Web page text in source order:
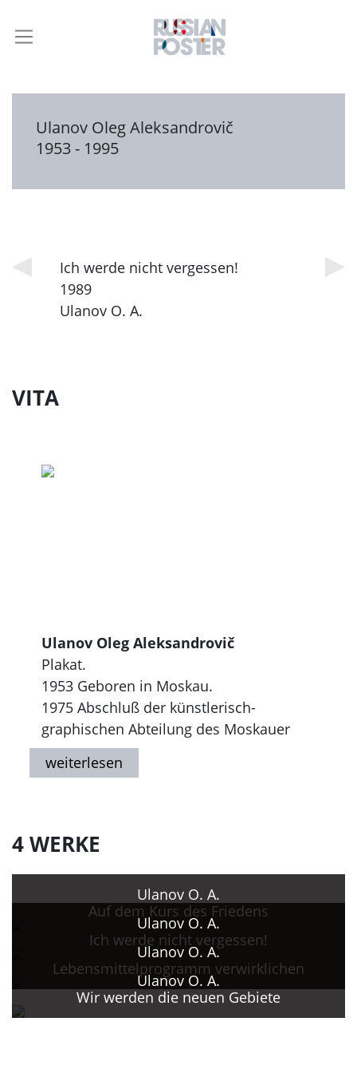
Ulanov Oleg Aleksandrovič
1953 - 1995
Ich werde nicht vergessen!
1989
Ulanov O. A.
VITA
Ulanov Oleg Aleksandrovič
Plakat.
1953 Geboren in Moskau.
1975 Abschluß der künstlerisch-
graphischen Abteilung des Moskauer
Staatlichen Pädagogischen Instituts
(MGPI). Mitarbeit im Atelier "Agitplakat"
und Ausstellungen zum Perestrojka-
Plakat.
1995 Gestorben in Moskau.
4 WERKE
Ulanov O. A.
Auf dem Kurs des Friedens
Ulanov O. A.
Ich werde nicht vergessen!
Ulanov O. A.
Lebensmittelprogramm verwirklichen
Ulanov O. A.
Wir werden die neuen Gebiete